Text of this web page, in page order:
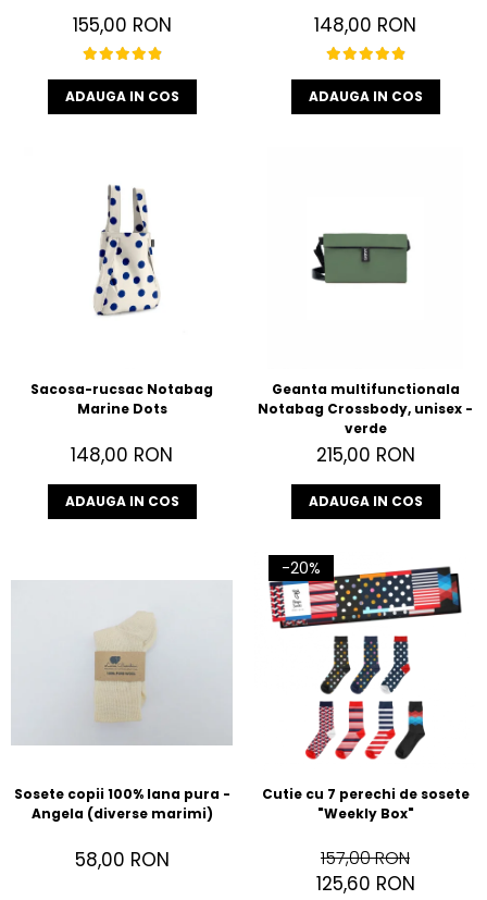
155,00 RON
ADAUGA IN COS
148,00 RON
ADAUGA IN COS
Sacosa-rucsac Notabag
Marine Dots
148,00 RON
ADAUGA IN COS
Geanta multifunctionala
Notabag Crossbody, unisex -
verde
215,00 RON
ADAUGA IN COS
Sosete copii 100% lana pura -
Angela (diverse marimi)
58,00 RON
-20%
Cutie cu 7 perechi de sosete
"Weekly Box"
157,00 RON
125,60 RON